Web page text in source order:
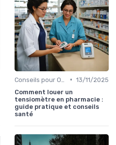
• 13/11/2025
Comment louer un
tensiomètre en pharmacie :
guide pratique et conseils
santé